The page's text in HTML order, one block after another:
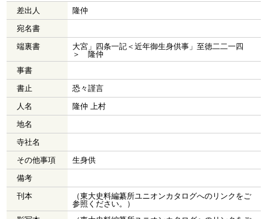
差出人
隆仲
宛名書
端裏書
大宮」四条一記＜近年御生身供事」至徳二二一四
＞ 隆仲
事書
書止
恐々謹言
人名
隆仲 上村
地名
寺社名
その他事項
生身供
備考
刊本
（東大史料編纂所ユニオンカタログへのリンクをご
参照ください。）